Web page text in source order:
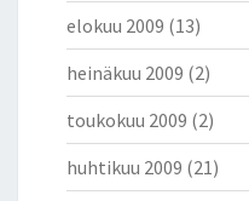
elokuu 2009 (13)
heinäkuu 2009 (2)
toukokuu 2009 (2)
huhtikuu 2009 (21)